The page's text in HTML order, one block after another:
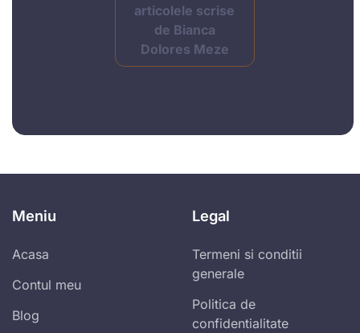
articolele scrise
de Bianca
Dolores Meze
Meniu
Acasa
Contul meu
Blog
Legal
Termeni si conditii
generale
Politica de
confidentialitate